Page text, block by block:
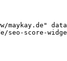
maykay.de"